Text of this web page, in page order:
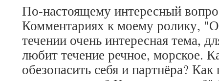
По-настоящему интересный
Комментариях к моему ролику,
течении очень интересная тема,
любит течение речное, морское.
обезопасить себя и партнёра?